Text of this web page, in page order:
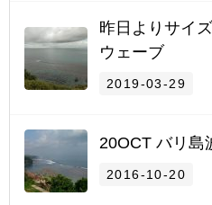
昨日よりサイ
ウェーブ
2019-03-29
20OCT バリ島
2016-10-20